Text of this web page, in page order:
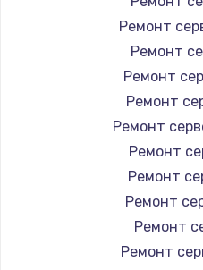
Ремонт
Ремонт
Ремонт
Ремонт
Ремонт
Ремонт
Ремонт
Ремонт
Ремонт
Ремонт